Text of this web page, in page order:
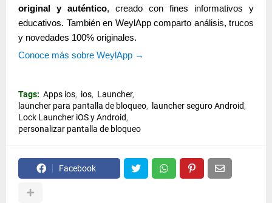
original y auténtico, creado con fines informativos y
educativos. Tambiénen WeylApp comparto análisis, trucos
y novedades 100% originales.
Conoce más sobre WeylApp →
Tags: Apps ios ios
Launcher
launcher para pantalla de bloqueo
launcher seguro Android
Lock Launcher iOS y Android
personalizar pantalla de bloqueo
Facebook